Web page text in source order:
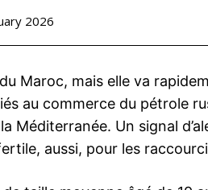
2026
Maroc, mais elle va
au commerce du pétrole
Méditerranée. Un signal
aussi, pour les